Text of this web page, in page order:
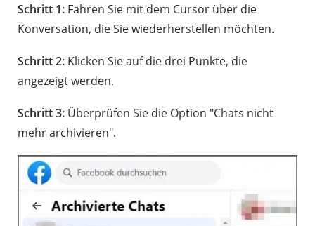
Schritt 1: Fahren Sie mit dem Cursor über die
Konversation, die Sie wiederherstellen möchten.
Schritt 2: Klicken Sie auf die drei Punkte, die
angezeigt werden.
Schritt 3: Überprüfen Sie die Option "Chats nicht
mehr archivieren".